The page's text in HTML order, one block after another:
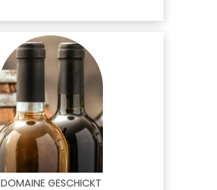
DOMAINE GESCHICKT